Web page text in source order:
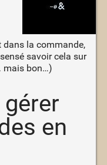
dans la commande,
savoir cela sur
mais bon…)
en